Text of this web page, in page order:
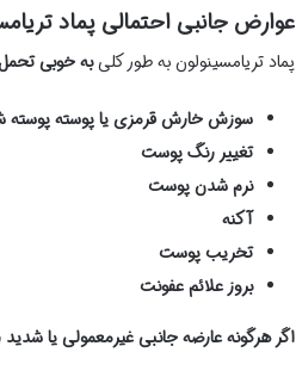
عوارض جانبی احتمالی پماد
پماد تریامسینولون به طور کلیبه خوبی
سوزش خارش قرمزی یا پوسته پوسته
تغییر رنگ پوست
نرم شدن پوست
آکنه
تخریب پوست
بروز علائم عفونت
اگر هرگونه عارضه جانبی غیرمعمولی یا